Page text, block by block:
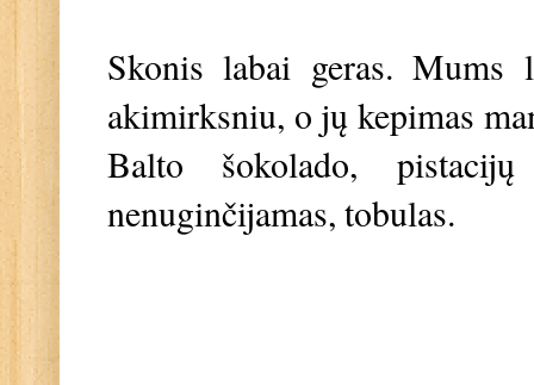
Skonis labai geras. Mums
akimirksniu, o jų kepimas
Balto šokolado,
nenuginčijamas, tobulas.